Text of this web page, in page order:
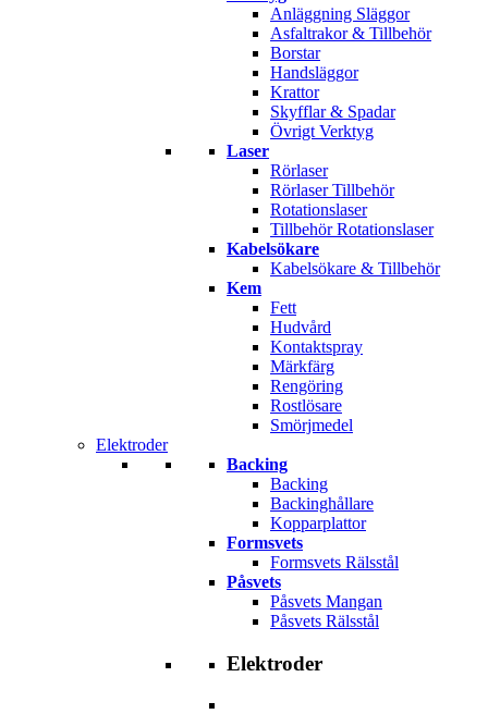
Anläggning Släggor
Asfaltrakor & Tillbehör
Borstar
Handsläggor
Krattor
Skyfflar & Spadar
Övrigt Verktyg
Laser
Rörlaser
Rörlaser Tillbehör
Rotationslaser
Tillbehör Rotationslaser
Kabelsökare
Kabelsökare & Tillbehör
Kem
Fett
Hudvård
Kontaktspray
Märkfärg
Rengöring
Rostlösare
Smörjmedel
Elektroder
Backing
Backing
Backinghållare
Kopparplattor
Formsvets
Formsvets Rälsstål
Påsvets
Påsvets Mangan
Påsvets Rälsstål
Elektroder